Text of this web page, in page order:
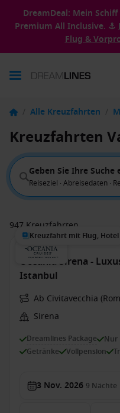
DreamDeal: Mein
Premium All Inclusive. ⚓
Flug &
/ Alle Kreuzfahrten /
Kreuzfahrten
Geben Sie Ihre Suche
Reiseziel · Abreisedaten ·
947 Kreuzfahrten
Kreuzfahrt mit Flug, Hotel
Oceania Sirena -
Istanbul
Ab Civitavecchia
Sirena
Dreamlines Package Nur
Getränke
Vollpension
3 Nov. 2026 9 Nächte